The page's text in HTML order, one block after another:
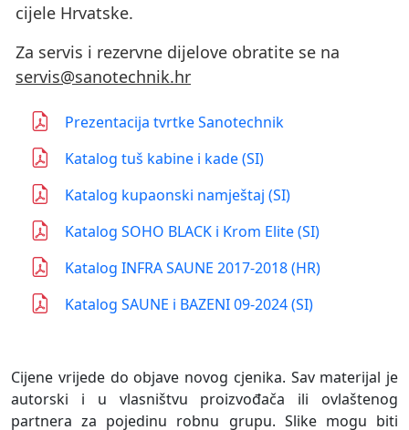
cijele Hrvatske.
Za servis i rezervne dijelove obratite se na
servis@sanotechnik.hr
Prezentacija tvrtke Sanotechnik
Katalog tuš kabine i kade (SI)
Katalog kupaonski namještaj (SI)
Katalog SOHO BLACK i Krom Elite (SI)
Katalog INFRA SAUNE 2017-2018 (HR)
Katalog SAUNE i BAZENI 09-2024 (SI)
Cijene vrijede do objave novog cjenika. Sav materijal je
autorski i u vlasništvu proizvođača ili ovlaštenog
partnera za pojedinu robnu grupu. Slike mogu biti